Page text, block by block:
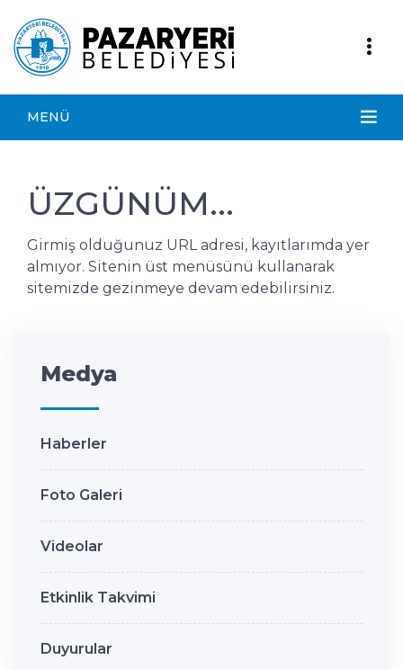
MENÜ
ÜZGÜNÜM...
Girmiş olduğunuz URL adresi, kayıtlarımda yer
almıyor. Sitenin üst menüsünü kullanarak
sitemizde gezinmeye devam edebilirsiniz.
Medya
Haberler
Foto Galeri
Videolar
Etkinlik Takvimi
Duyurular